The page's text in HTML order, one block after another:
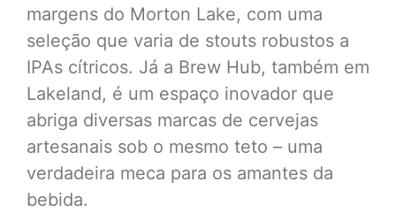
margens do Morton Lake, com uma
seleção que varia de stouts robustos a
IPAs cítricos. Já a Brew Hub, também em
Lakeland, é um espaço inovador que
abriga diversas marcas de cervejas
artesanais sob o mesmo teto – uma
verdadeira meca para os amantes da
bebida.